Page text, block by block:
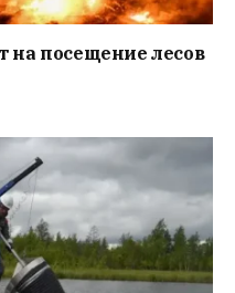
на посещение лесов